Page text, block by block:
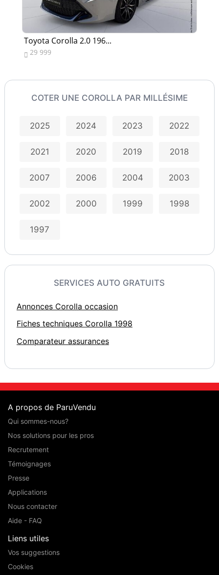
Toyota Corolla 2.0 196...
 29 999
COTER UNE COROLLA PAR MILLÉSIME
2025 2024 2023 2022
2021 2020 2019 2018
2007 2006 2004 2003
2002 2000 1999 1998
1997
SERVICES AUTO GRATUITS
Annonces Corolla occasion
Fiches techniques Corolla 1998
Comparateur assurances
A propos de ParuVendu
Qui sommes-nous?
Nos solutions pour les pros
Recrutement
Témoignages
Presse
Applications
Nous contacter
Aide - FAQ
Liens utiles
Vos suggestions
Cookies